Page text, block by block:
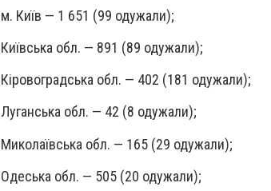
м. Київ — 1 651 (99 одужали);
Київська обл. — 891 (89 одужали);
Кіровоградська обл. — 402 (181 одужали);
Луганська обл. — 42 (8 одужали);
Миколаївська обл. — 165 (29 одужали);
Одеська обл. — 505 (20 одужали);